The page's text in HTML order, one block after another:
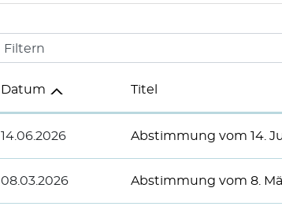
Filtern
Datum Titel
14.06.2026 Abstimmung vom 14.
08.03.2026 Abstimmung vom 8.